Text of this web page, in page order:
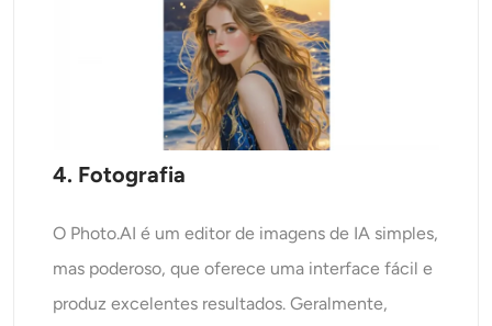
4. Fotografia
O Photo.AI é um editor de imagens de IA simples,
mas poderoso, que oferece uma interface fácil e
produz excelentes resultados. Geralmente,